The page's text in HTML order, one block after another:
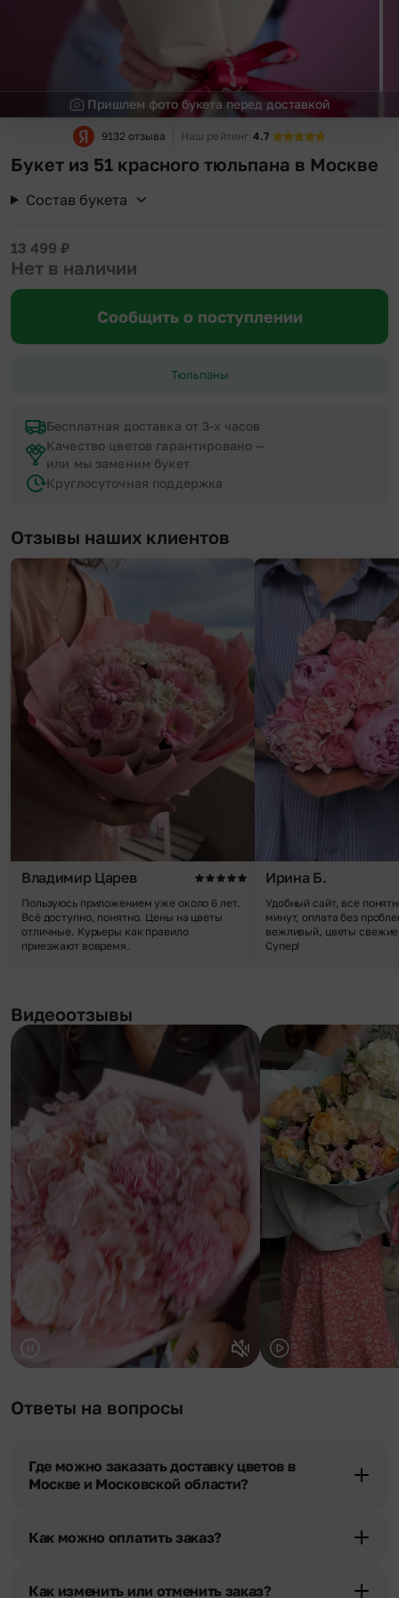
Пришлем фото букета перед доставкой
9132 отзыва Наш рейтинг 4.7
Букет из 51 красного тюльпана в Москве
Состав букета
13 499 ₽
Нет в наличии
Сообщить о поступлении
Тюльпаны
Бесплатная доставка от 3-х часов
Качество цветов гарантировано —
или мы заменим букет
Круглосуточная поддержка
Отзывы наших клиентов
Владимир Царев
Пользуюсь приложением уже около 6 лет.
Всё доступно, понятно. Цены на цветы
отличные. Курьеры как правило
приезжают вовремя.
Ирина Б.
Удобный сайт, все
минут, оплата без
вежливый, цветы
Супер!
Видеоотзывы
Ответы на вопросы
Где можно заказать доставку цветов в
Москве и Московской области?
Как можно оплатить заказ?
Наличными.
Как изменить или отменить заказ?